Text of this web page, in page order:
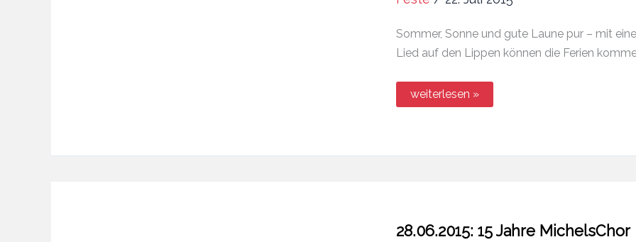
Sommer, Sonne und gute Laune pur – mit
Lied auf den Lippen können die Ferien
22.07.2015:
„Gartenfest
weiterlesen »
28.06.2015: 15 Jahre MichelsChor